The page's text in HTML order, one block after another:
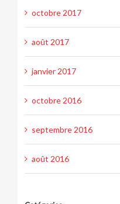
octobre 2017
août 2017
janvier 2017
octobre 2016
septembre 2016
août 2016